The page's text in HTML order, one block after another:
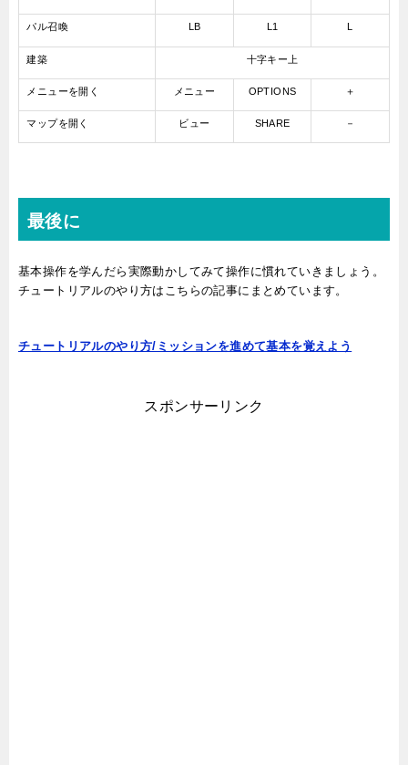
パル召喚 LB L1 L
建築 十字キー上
メニューを開く メニュー OPTIONS ＋
マップを開く ビュー SHARE －
最後に
基本操作を学んだら実際動かしてみて操作に慣れていきましょう。
チュートリアルのやり方はこちらの記事にまとめています。
チュートリアルのやり方/ミッションを進めて基本を覚えよう
スポンサーリンク